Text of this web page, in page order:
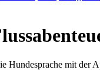
Hundesprache mit der